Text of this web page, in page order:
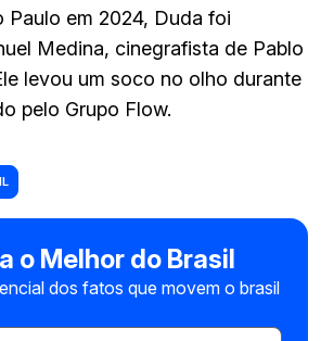
Paulo em 2024, Duda foi
Medina, cinegrafista de Pablo
levou um soco no olho durante
pelo Grupo Flow.
o Melhor do Brasil
dos fatos que movem o brasil